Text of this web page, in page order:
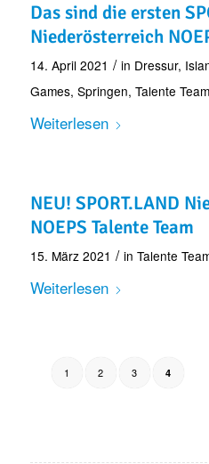
Das sind die ersten
Niederösterreich
14. April 2021 / in Dressur,
Games, Springen, Talente Team
Weiterlesen
NEU! SPORT.LAND
NOEPS Talente Team
15. März 2021 / in Talente
Weiterlesen
1 2 3 4